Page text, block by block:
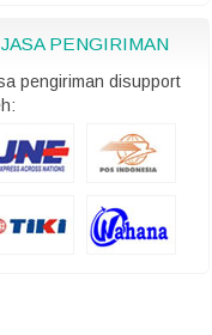
PENGIRIMAN
pengiriman disupport